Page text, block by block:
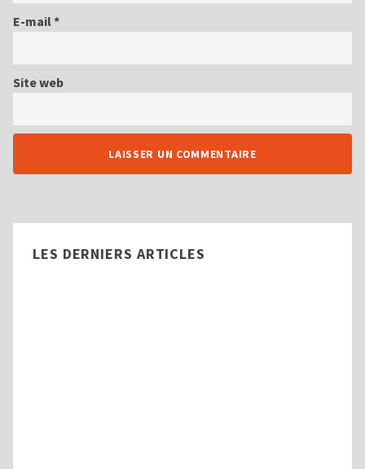
E-mail*
Site web
LES DERNIERS ARTICLES